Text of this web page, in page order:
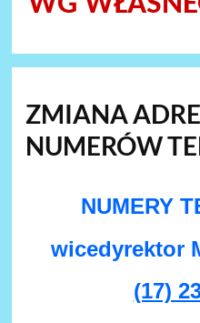
ZMIANA
NUMERÓW
NUMERY
wicedyrektor
(17)